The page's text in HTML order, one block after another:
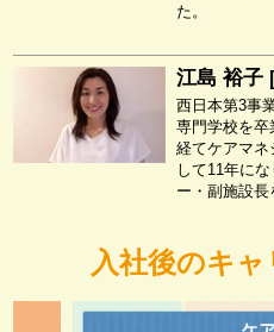
た。
江島 裕子
西日本第3事
専門学校を卒
経てケアマネ
して11年に
ー・副施設長
入社後のキ